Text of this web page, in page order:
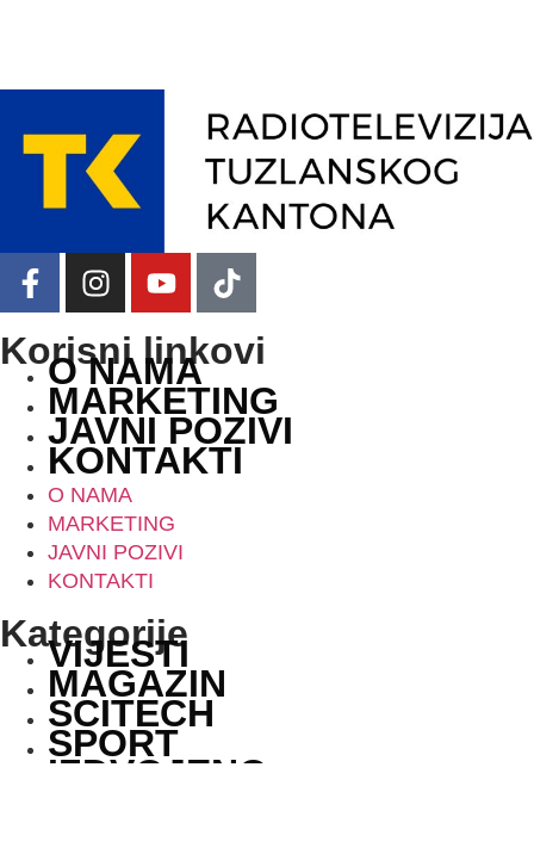
Korisni linkovi
O NAMA
MARKETING
JAVNI POZIVI
KONTAKTI
O NAMA
MARKETING
JAVNI POZIVI
KONTAKTI
Kategorije
VIJESTI
MAGAZIN
SCITECH
SPORT
IZDVOJENO